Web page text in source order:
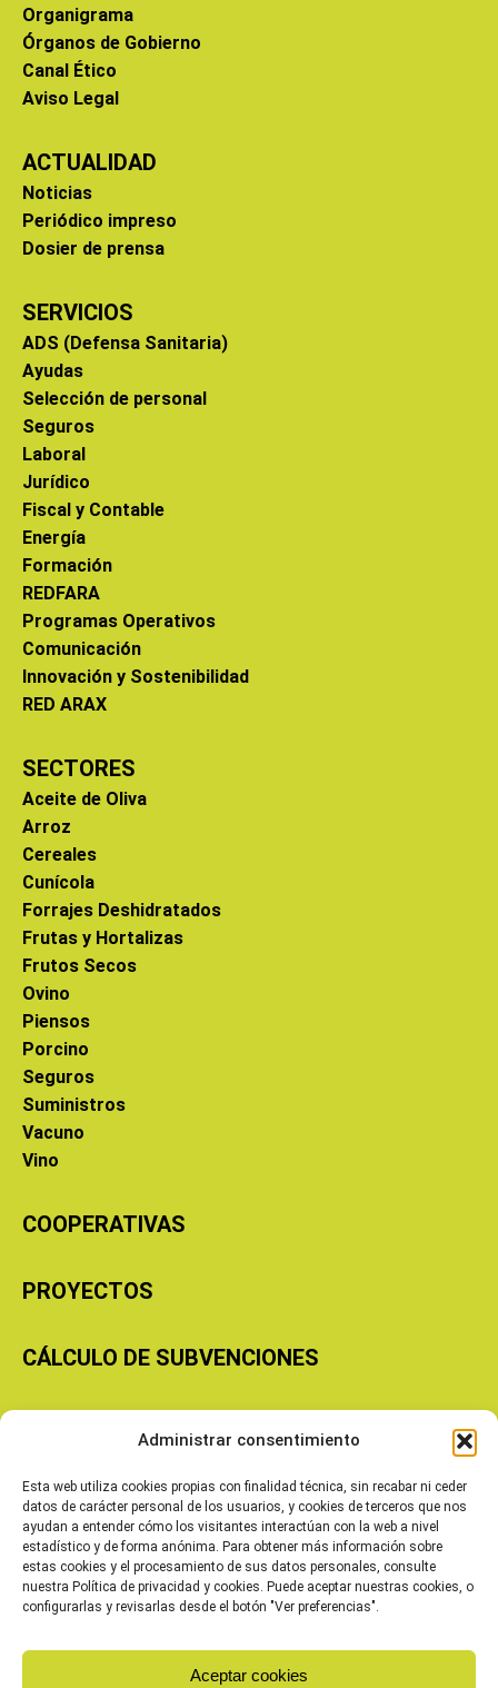
Administrar consentimiento
Esta web utiliza cookies propias con finalidad técnica, sin recabar ni ceder
datos de carácter personal de los usuarios, y cookies de terceros que nos
ayudan a entender cómo los visitantes interactúan con la web a nivel
estadístico y de forma anónima. Para obtener más información sobre
estas cookies y el procesamiento de sus datos personales, consulte
nuestra Política de privacidad y cookies. Puede aceptar nuestras cookies, o
configurarlas y revisarlas desde el botón "Ver preferencias".
Aceptar cookies
Organigrama
Órganos de Gobierno
Canal Ético
Aviso Legal
ACTUALIDAD
Noticias
Periódico impreso
Dosier de prensa
SERVICIOS
ADS (Defensa Sanitaria)
Ayudas
Selección de personal
Seguros
Laboral
Jurídico
Fiscal y Contable
Energía
Formación
REDFARA
Programas Operativos
Comunicación
Innovación y Sostenibilidad
RED ARAX
SECTORES
Aceite de Oliva
Arroz
Cereales
Cunícola
Forrajes Deshidratados
Frutas y Hortalizas
Frutos Secos
Ovino
Piensos
Porcino
Seguros
Suministros
Vacuno
Vino
COOPERATIVAS
PROYECTOS
CÁLCULO DE SUBVENCIONES